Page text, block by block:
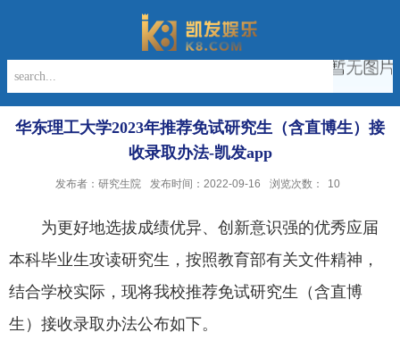
华东理工大学2023年推荐免试研究生（含直博生）接
收录取办法-凯发app
发布者：研究生院 发布时间：2022-09-16 浏览次数： 10
为更好地选拔成绩优异、创新意识强的优秀应届
本科毕业生攻读研究生 ，按照教育部有关文件精神，
结合学校实际，现将我校推荐免试研究生（含直博
生）接收录取办法公布如下。